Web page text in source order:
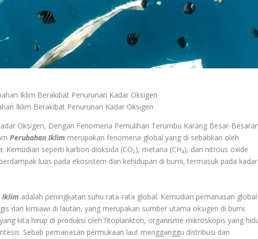
Iklim Berakibat Penurunan Kadar Oksigen
Oksigen, Dengan Fenomena Pemulihan Terumbu Karang Besar-Besaran
Perubahan Iklim merupakan fenomena global yang di sebabkan oleh
Kemudian seperti karbon dioksida (CO₂), metana (CH₄), dan nitrous oxide
luas pada ekosistem dan kehidupan di bumi, termasuk pada kadar
Iklim adalah peningkatan suhu rata-rata global. Kemudian pemanasan global
dan kimiawi di lautan, yang merupakan sumber utama oksigen di bumi.
kita hirup di produksi oleh fitoplankton, organisme mikroskopis yang
Sebab pemanasan permukaan laut mengganggu distribusi dan